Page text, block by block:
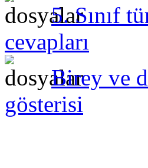
5. Sınıf
cevapları
Birey ve
gösterisi